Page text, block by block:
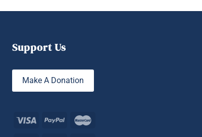
Support Us
Make A Donation